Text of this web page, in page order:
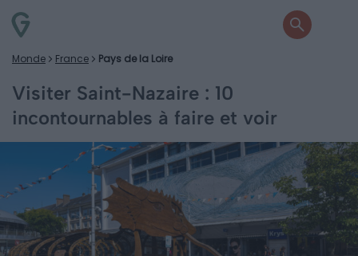
Monde France Pays de la Loire
Visiter Saint-Nazaire : 10
incontournables à faire et voir